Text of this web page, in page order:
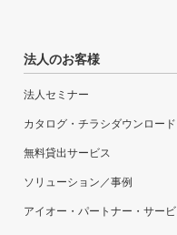
法人のお客様
法人セミナー
カタログ・チラシダウンロード
無料貸出サービス
ソリューション／事例
アイオー・パートナー・サー